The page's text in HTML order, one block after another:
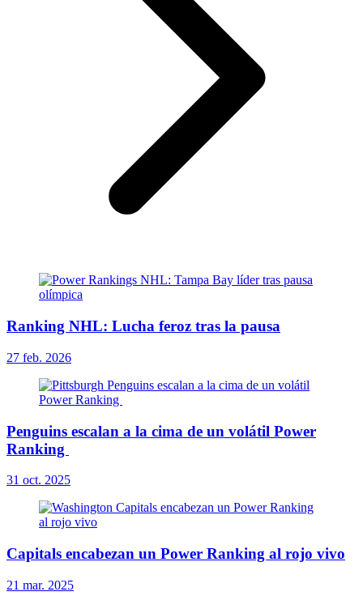
Ranking NHL: Lucha feroz tras la pausa
27 feb. 2026
Penguins escalan a la cima de un volátil Power
Ranking
31 oct. 2025
Capitals encabezan un Power Ranking al rojo vivo
21 mar. 2025